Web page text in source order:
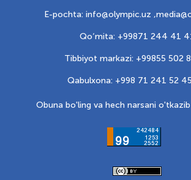
E-pochta: info@olympic.uz ,
Qo‘mita: +99871 244 41
Tibbiyot markazi: +99855 502
Qabulxona: +998 71 241 52
Obuna bo'ling va hech narsani